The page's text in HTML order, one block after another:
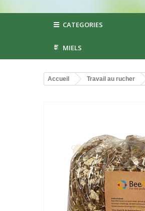
CATEGORIES
MIELS
Accueil Travail au rucher